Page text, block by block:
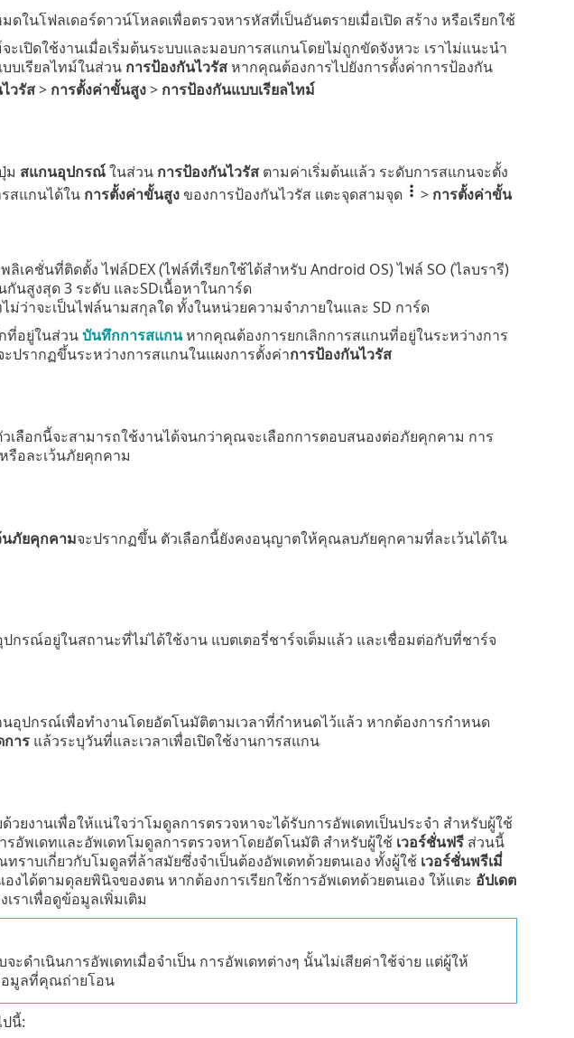
ในโฟลเดอร์ดาวน์โหลดเพื่อตรวจหารหัสที่เป็นอันตรายเมื่อเปิด สร้าง หรือเรียกใช้
เปิดใช้งานเมื่อเริ่มต้นระบบและมอบการสแกนโดยไม่ถูกขัดจังหวะ เราไม่แนะนำ
บเรียลไทม์ในส่วน การป้องกันไวรัสหากคุณต้องการไปยังการตั้งค่าการป้องกัน
วรัส> การตั้งค่าขั้นสูง> การป้องกันแบบเรียลไทม์
ม สแกนอุปกรณ์ในส่วน การป้องกันไวรัสตามค่าเริ่มต้นแล้ว ระดับการสแกนจะตั้ง
สแกนได้ใน การตั้งค่าขั้นสูงของการป้องกันไวรัส แตะจุดสามจุด > การตั้งค่าขั้น
คชั่นที่ติดตั้ง ไฟล์DEX (ไฟล์ที่เรียกใช้ได้สำหรับ Android OS) ไฟล์ SO (ไลบรารี)
นสูงสุด 3 ระดับ และSDเนื้อหาในการ์ด
ม่ว่าจะเป็นไฟล์นามสกุลใด ทั้งในหน่วยความจำภายในและ SD การ์ด
ที่อยู่ในส่วนบันทึกการสแกนหากคุณต้องการยกเลิกการสแกนที่อยู่ในระหว่างการ
ปรากฏขึ้นระหว่างการสแกนในแผงการตั้งค่าการป้องกันไวรัส
เลือกนี้จะสามารถใช้งานได้จนกว่าคุณจะเลือกการตอบสนองต่อภัยคุกคาม การ
รือละเว้นภัยคุกคาม
นภัยคุกคามจะปรากฏขึ้น ตัวเลือกนี้ยังคงอนุญาตให้คุณลบภัยคุกคามที่ละเว้นได้ใน
กรณ์อยู่ในสถานะที่ไม่ได้ใช้งาน แบตเตอรี่ชาร์จเต็มแล้ว และเชื่อมต่อกับที่ชาร์จ
ปกรณ์เพื่อทำงานโดยอัตโนมัติตามเวลาที่กำหนดไว้แล้ว หากต้องการกำหนด
ารแล้วระบุวันที่และเวลาเพื่อเปิดใช้งานการสแกน
วยงานเพื่อให้แน่ใจว่าโมดูลการตรวจหาจะได้รับการอัพเดทเป็นประจำ สำหรับผู้ใช้
รอัพเดทและอัพเดทโมดูลการตรวจหาโดยอัตโนมัติ สำหรับผู้ใช้ เวอร์ชั่นฟรีส่วนนี้
ราบเกี่ยวกับโมดูลที่ล้าสมัยซึ่งจำเป็นต้องอัพเดทด้วยตนเอง ทั้งผู้ใช้ เวอร์ชั่นพรีเมี่
งได้ตามดุลยพินิจของตน หากต้องการเรียกใช้การอัพเดทด้วยตนเอง ให้แตะ อัปเดต
ราเพื่อดูข้อมูลเพิ่มเติม
ะดำเนินการอัพเดทเมื่อจำเป็น การอัพเดทต่างๆ นั้นไม่เสียค่าใช้จ่าย แต่ผู้ให้
อมูลที่คุณถ่ายโอน
นี้: